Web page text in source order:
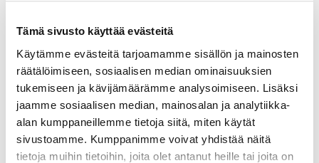
Tämä sivusto käyttää evästeitä
Käytämme evästeitä tarjoamamme sisällön ja mainosten
räätälöimiseen, sosiaalisen median ominaisuuksien
tukemiseen ja kävijämäärämme analysoimiseen. Lisäksi
jaamme sosiaalisen median, mainosalan ja analytiikka-
alan kumppaneillemme tietoja siitä, miten käytät
sivustoamme. Kumppanimme voivat yhdistää näitä
tietoja muihin tietoihin, joita olet antanut heille tai joita on
”Helsingin Evia on keväällä perustetun asuntoihin
pääkaupunkiseudulla sijoittava ICECAPITAL
Housing Fund VII:n kuudes kohde. Uskomme
markkinoiden tarpeeseen uusista laadukkaista
vuokra-asunnoista. Hyvien sijaintien
täydennysrakentamiskohteet tarjoavat asukkaille